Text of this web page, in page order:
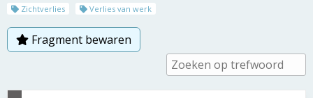
Zichtverlies
Verlies van werk
Fragment bewaren